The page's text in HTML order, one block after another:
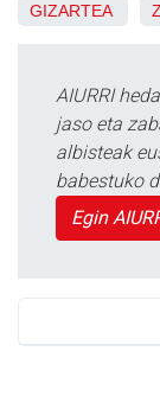
GIZARTEA
AIURRI
jaso eta
albisteak
babestuko
Egin